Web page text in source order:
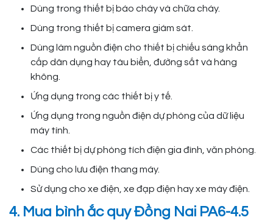
Dùng trong thiết bị báo cháy và chữa cháy.
Dùng trong thiết bị camera giám sát.
Dùng làm nguồn điện cho thiết bị chiếu sáng khẩn
cấp dân dụng hay tàu biển, đường sắt và hàng
không.
Ứng dụng trong các thiết bị y tế.
Ứng dụng trong nguồn điện dự phòng của dữ liệu
máy tính.
Các thiết bị dự phòng tích điện gia đình, văn phòng.
Dùng cho lưu điện thang máy.
Sử dụng cho xe điện, xe đạp điện hay xe máy điện.
4. Mua bình ắc quy Đồng Nai PA6-4.5